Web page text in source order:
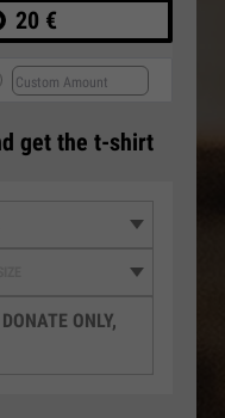
20 €
get the t-shirt
ONLY,